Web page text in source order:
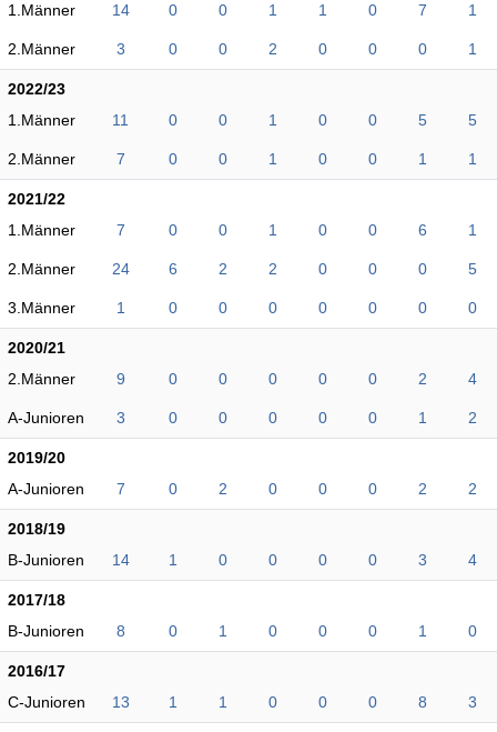
1.Männer
14 0 0 1 1 0 7 1
2.Männer 3 0 0 2 0 0 0 1
2022/23
1.Männer
11 0 0 1 0 0 5 5
2.Männer 7 0 0 1 0 0 1 1
2021/22
1.Männer
7 0 0 1 0 0 6 1
2.Männer 24 6 2 2 0 0 0 5
3.Männer 1 0 0 0 0 0 0 0
2020/21
2.Männer
9 0 0 0 0 0 2 4
A-Junioren 3 0 0 0 0 0 1 2
2019/20
A-Junioren
7 0 2 0 0 0 2 2
2018/19
B-Junioren
14 1 0 0 0 0 3 4
2017/18
B-Junioren
8 0 1 0 0 0 1 0
2016/17
C-Junioren
13 1 1 0 0 0 8 3